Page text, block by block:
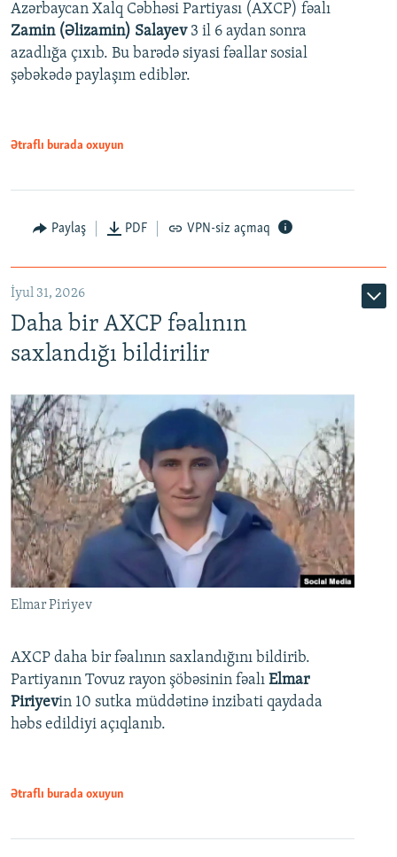
Azərbaycan Xalq Cəbhəsi Partiyası (AXCP) fəalı
Zamin (Əlizamin) Salayev 3 il 6 aydan sonra
azadlığa çıxıb. Bu barədə siyasi fəallar sosial
şəbəkədə paylaşım ediblər.
Ətraflı burada oxuyun
Paylaş PDF VPN-siz açmaq
İyul 31, 2026
Daha bir AXCP fəalının
saxlandığı bildirilir
Elmar Piriyev
AXCP daha bir fəalının saxlandığını bildirib.
Partiyanın Tovuz rayon şöbəsinin fəalı Elmar
Piriyevin 10 sutka müddətinə inzibati qaydada
həbs edildiyi açıqlanıb.
Ətraflı burada oxuyun